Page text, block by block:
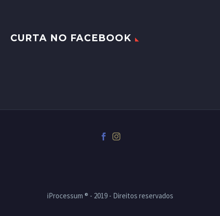
CURTA NO FACEBOOK
iProcessum ® - 2019 - Direitos reservados